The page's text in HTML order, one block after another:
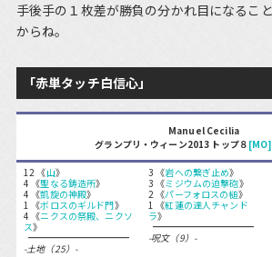
手後手の１枚差が勝負の分かれ目になるこ
からね。
「赤単タッチ白信心」
Manuel Cecilia
グランプリ・ウィーン2013 トップ８ [MO]
12 《山》
4 《聖なる鋳造所》
4 《凱旋の神殿》
1 《ボロスのギルド門》
4 《ニクスの祭殿、ニクソ
ス》
-土地（25）-
3 《岩への繋ぎ止め》
3 《ミジウムの迫撃砲》
2 《パーフォロスの槌》
1 《紅蓮の達人チャンド
ラ》
-呪文（9）-